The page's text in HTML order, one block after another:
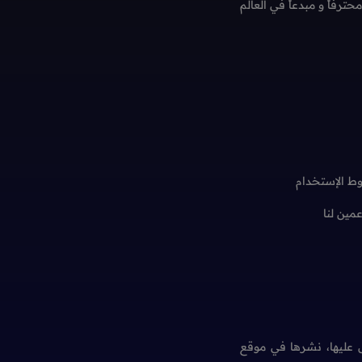
و مبدعاً في العالم
الإستخدام
لنا
نشرها في موقع